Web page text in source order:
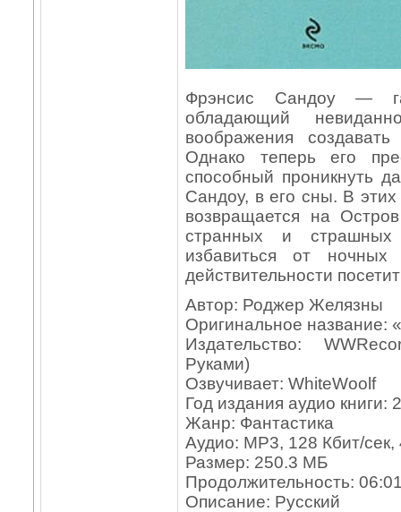
Фрэнсис Сандоу —
обладающий
воображения
Однако теперь его
способный проникнуть
Сандоу, в его сны. В
возвращается на
странных и
избавиться от
действительности
Автор: Роджер Желязны
Оригинальное название:
Издательство:
Руками)
Озвучивает: WhiteWoolf
Год издания аудио книги:
Жанр: Фантастика
Аудио: MP3, 128 Кбит/сек,
Размер: 250.3 МБ
Продолжительность:
Описание: Русский